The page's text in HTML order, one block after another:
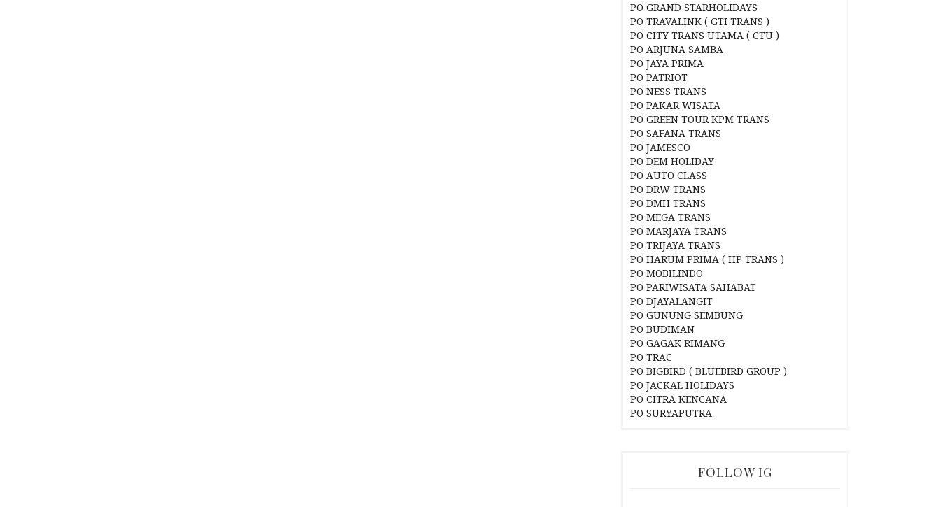
PO GRAND STARHOLIDAYS
PO TRAVALINK ( GTI TRANS )
PO CITY TRANS UTAMA ( CTU )
PO ARJUNA SAMBA
PO JAYA PRIMA
PO PATRIOT
PO NESS TRANS
PO PAKAR WISATA
PO GREEN TOUR KPM TRANS
PO SAFANA TRANS
PO JAMESCO
PO DEM HOLIDAY
PO AUTO CLASS
PO DRW TRANS
PO DMH TRANS
PO MEGA TRANS
PO MARJAYA TRANS
PO TRIJAYA TRANS
PO HARUM PRIMA ( HP TRANS )
PO MOBILINDO
PO PARIWISATA SAHABAT
PO DJAYALANGIT
PO GUNUNG SEMBUNG
PO BUDIMAN
PO GAGAK RIMANG
PO TRAC
PO BIGBIRD ( BLUEBIRD GROUP )
PO JACKAL HOLIDAYS
PO CITRA KENCANA
PO SURYAPUTRA
FOLLOW IG